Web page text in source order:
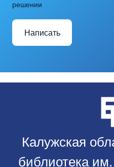
решении
Написать
Калужская
библиотека